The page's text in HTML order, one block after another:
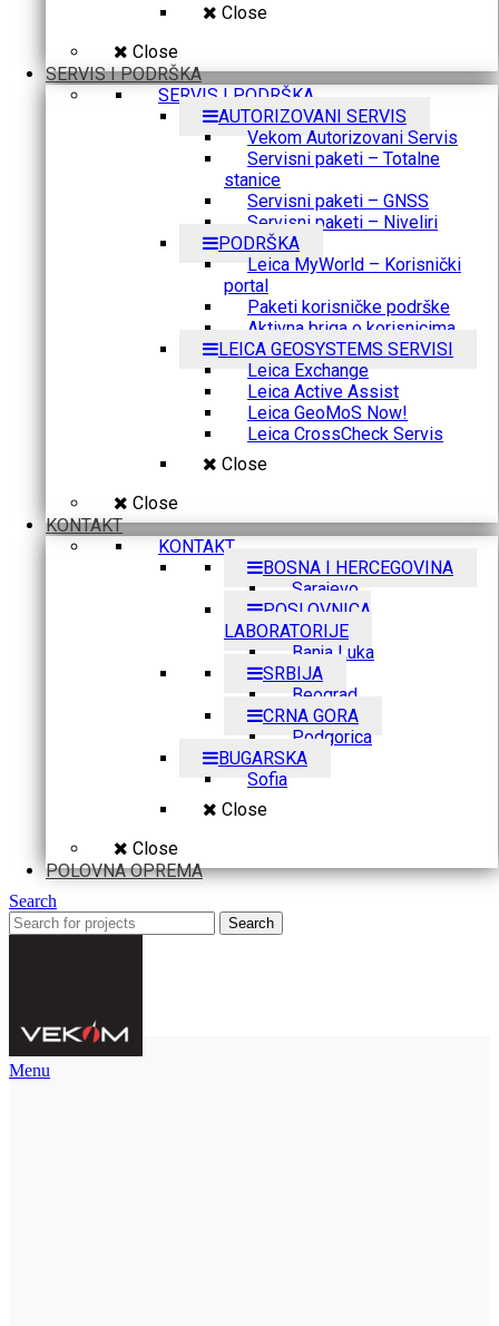
Close
Close
SERVIS I PODRŠKA
SERVIS I PODRŠKA
AUTORIZOVANI SERVIS
Vekom Autorizovani Servis
Servisni paketi – Totalne
stanice
Servisni paketi – GNSS
Servisni paketi – Niveliri
PODRŠKA
Leica MyWorld – Korisnički
portal
Paketi korisničke podrške
Aktivna briga o korisnicima
LEICA GEOSYSTEMS SERVISI
Leica Exchange
Leica Active Assist
Leica GeoMoS Now!
Leica CrossCheck Servis
Close
Close
KONTAKT
KONTAKT
BOSNA I HERCEGOVINA
Sarajevo
POSLOVNICA
LABORATORIJE
Banja Luka
SRBIJA
Beograd
CRNA GORA
Podgorica
BUGARSKA
Sofia
Close
Close
POLOVNA OPREMA
Search
Search
Menu